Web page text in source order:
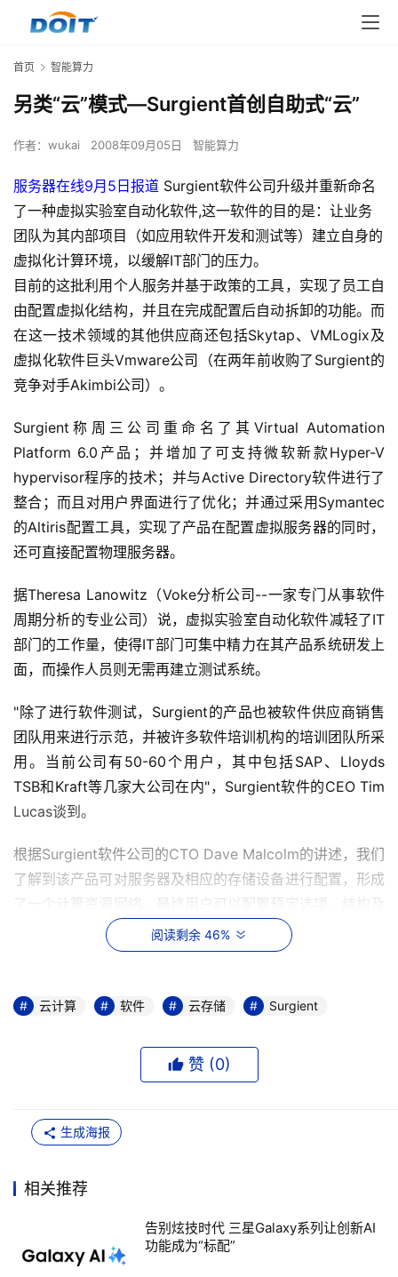
首页 智能算力
另类“云”模式—Surgient首创自助式“云”
作者： wukai 2008年09月05日 智能算力
服务器在线9月5日报道 Surgient软件公司升级并重新命名
了一种虚拟实验室自动化软件,这一软件的目的是：让业务
团队为其内部项目（如应用软件开发和测试等）建立自身的
虚拟化计算环境，以缓解IT部门的压力。
目前的这批利用个人服务并基于政策的工具，实现了员工自
由配置虚拟化结构，并且在完成配置后自动拆卸的功能。而
在这一技术领域的其他供应商还包括Skytap、VMLogix及
虚拟化软件巨头Vmware公司（在两年前收购了Surgient的
竞争对手Akimbi公司）。
Surgient称周三公司重命名了其Virtual Automation
Platform 6.0产品；并增加了可支持微软新款Hyper-V
hypervisor程序的技术；并与Active Directory软件进行了
整合；而且对用户界面进行了优化；并通过采用Symantec
的Altiris配置工具，实现了产品在配置虚拟服务器的同时，
还可直接配置物理服务器。
据Theresa Lanowitz（Voke分析公司--一家专门从事软件
周期分析的专业公司）说，虚拟实验室自动化软件减轻了IT
部门的工作量，使得IT部门可集中精力在其产品系统研发上
面，而操作人员则无需再建立测试系统。
"除了进行软件测试，Surgient的产品也被软件供应商销售
团队用来进行示范，并被许多软件培训机构的培训团队所采
用。当前公司有50-60个用户，其中包括SAP、Lloyds
TSB和Kraft等几家大公司在内"，Surgient软件的CEO Tim
Lucas谈到。
根据Surgient软件公司的CTO Dave Malcolm的讲述，我们
了解到该产品可对服务器及相应的存储设备进行配置，形成
了一个计算资源网络。最终用户可以配置预定选项、结构及
来自网络控制台的各项资源。IT部门保留控制来访者数量的
权限，可对哪些可获取资源并随意操作系统的人员进行控
Surgient软件公司的CTO Dave Malcolm还谈到，"IT员工
通过组建基础设施和应用软件用户所需的软件图像信息库来
组建产品。假设一款运行在三台服务器上的应用软件系统，
软件服务器组成，为了搭建完整的服务器端的互联网络，
Surgient的产品可以为该基础系统自动创建用户所需的所有
家小型私人企业，只有80个员工。但是收入每年的增长可
达到50%左右，但是今年其收入预计将翻倍，达到250万美
阅读剩余 46%
云计算 软件 云存储 Surgient
赞 (0)
生成海报
相关推荐
告别炫技时代 三星Galaxy系列让创新AI
功能成为“标配”